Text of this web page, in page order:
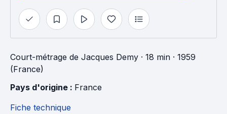
Court-métrage de Jacques Demy · 18 min · 1959
(France)
Pays d'origine : France
Fiche technique